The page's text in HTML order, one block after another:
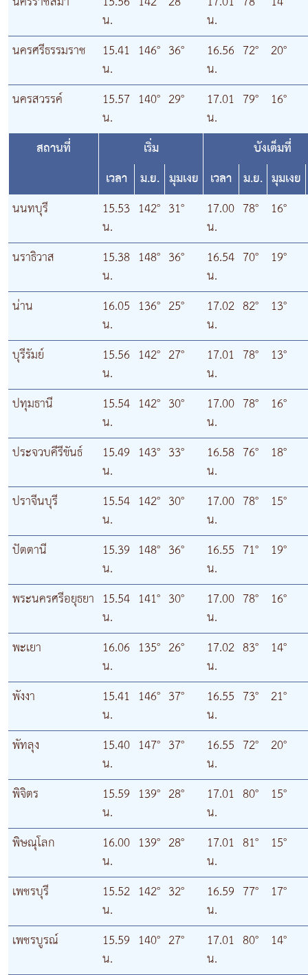
น. น.
นครศรีธรรมราช 15.41
น.
146° 36° 16.56
น.
72° 20°
นครสวรรค์ 15.57
น.
140° 29° 17.01
น.
79° 16°
สถานที่ เริ่ม
บังเต็มที่
เวลา ม.ย. มุมเงย เวลา ม.ย. มุมเงย
นนทบุรี
15.53
น.
142° 31° 17.00
น.
78° 16°
นราธิวาส 15.38
น.
148° 36° 16.54
น.
70° 19°
น่าน 16.05
น.
136° 25° 17.02
น.
82° 13°
บุรีรัมย์ 15.56
น.
142° 27° 17.01
น.
78° 13°
ปทุมธานี 15.54
น.
142° 30° 17.00
น.
78° 16°
ประจวบคีรีขันธ์ 15.49
น.
143° 33° 16.58
น.
76° 18°
ปราจีนบุรี 15.54
น.
142° 30° 17.00
น.
78° 15°
ปัตตานี 15.39
น.
148° 36° 16.55
น.
71° 19°
พระนครศรีอยุธยา 15.54
น.
141° 30° 17.00
น.
78° 16°
พะเยา 16.06
น.
135° 26° 17.02
น.
83° 14°
พังงา 15.41
น.
146° 37° 16.55
น.
73° 21°
พัทลุง 15.40
น.
147° 37° 16.55
น.
72° 20°
พิจิตร 15.59
น.
139° 28° 17.01
น.
80° 15°
พิษณุโลก 16.00
น.
139° 28° 17.01
น.
81° 15°
เพชรบุรี 15.52
น.
142° 32° 16.59
น.
77° 17°
เพชรบูรณ์ 15.59
น.
140° 27° 17.01
น.
80° 14°